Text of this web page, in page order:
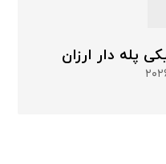
پله دار ارزان